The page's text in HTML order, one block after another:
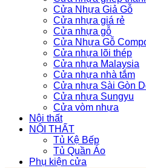
Cửa Nhựa Giả Gỗ
Cửa nhựa giá rẻ
Cửa nhựa gỗ
Cửa Nhựa Gỗ
Cửa nhựa lõi thép
Cửa nhựa Malaysia
Cửa nhựa nhà tắm
Cửa nhựa Sài Gòn
Cửa nhựa Sungyu
Cửa vòm nhựa
Nội thất
NỘI THẤT
Tủ Kệ Bếp
Tủ Quần Áo
Phụ kiện cửa